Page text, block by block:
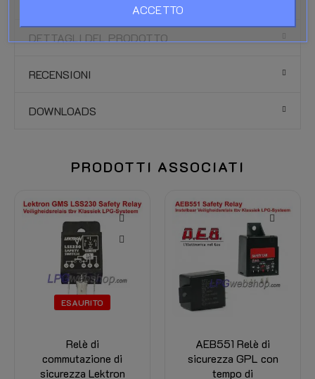
DETTAGLI DEL PRODOTTO
RECENSIONI
DOWNLOADS
PRODOTTI ASSOCIATI
AEB551 Relè di
sicurezza GPL con
tempo di
Sensore serbatoio
GPL 0-90 Ohm NL
per serbatoio GPL a
ACCETTO